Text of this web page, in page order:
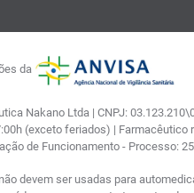
da
Nakano Ltda | CNPJ:
(exceto feriados) | Farmacêutico
de Funcionamento - Processo:
devem ser usadas para